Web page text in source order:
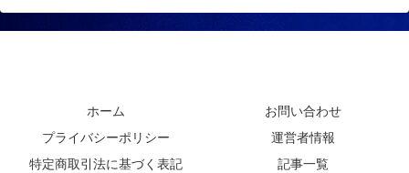
ホーム
お問い合わせ
プライバシーポリシー
運営者情報
特定商取引法に基づく表記
記事一覧